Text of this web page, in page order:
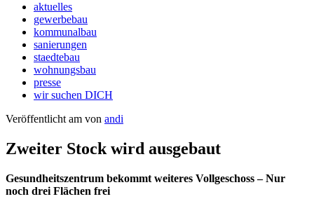
aktuelles
gewerbebau
kommunalbau
sanierungen
staedtebau
wohnungsbau
presse
wir suchen DICH
Veröffentlicht am von andi
Zweiter Stock wird ausgebaut
Gesundheitszentrum bekommt weiteres Vollgeschoss – Nur
noch drei Flächen frei